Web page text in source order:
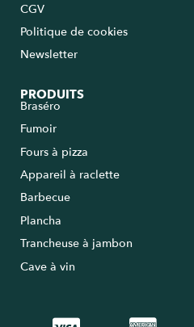
CGV
Politique de cookies
Newsletter
PRODUITS
Braséro
Fumoir
Fours à pizza
Appareil à raclette
Barbecue
Plancha
Trancheuse à jambon
Cave à vin